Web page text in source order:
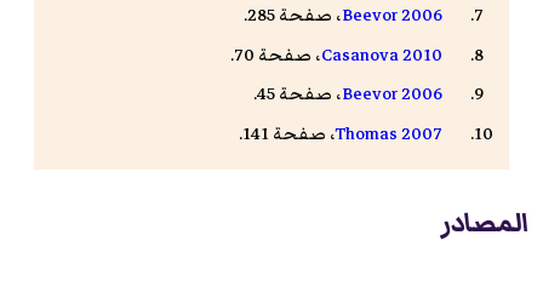
Beevor 2006، صفحة 285.
Casanova 2010، صفحة 70.
Beevor 2006، صفحة 45.
Thomas 2007، صفحة 141.
المصادر